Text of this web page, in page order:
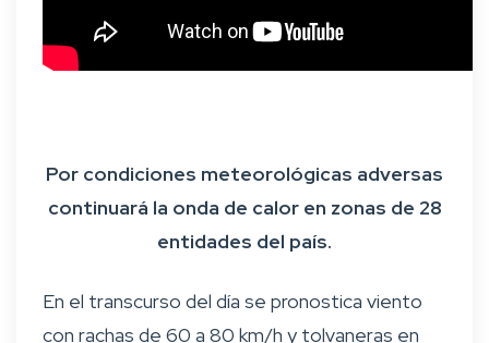
Por condiciones meteorológicas adversas
continuará la onda de calor en zonas de 28
entidades del país.
En el transcurso del día se pronostica viento
con rachas de 60 a 80 km/h y tolvaneras en